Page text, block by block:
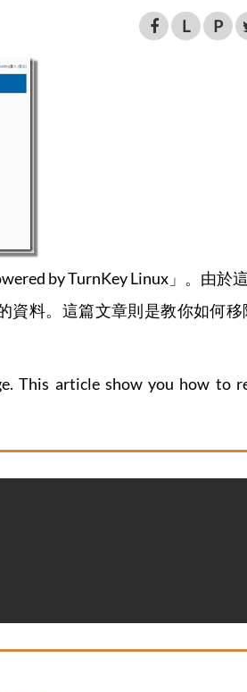
L P
by TurnKey Linux」。由於
料。這篇文章則是教你如何移
This article show you how to